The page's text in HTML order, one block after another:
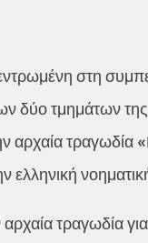
στη
δύο τμημάτων
αρχαία τραγωδία
ελληνική
τραγωδία